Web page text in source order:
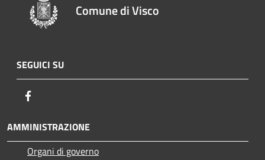
Comune di Visco
SEGUICI SU
AMMINISTRAZIONE
Organi di governo